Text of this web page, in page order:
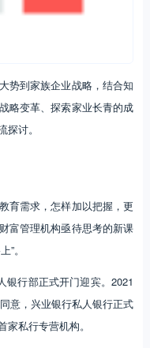
势到家族企业战略，结合知
略变革、探索家业长青的成
讨。
育需求，怎样加以把握，更
富管理机构亟待思考的新课
。
银行部正式开门迎宾。2021
意，兴业银行私人银行正式
私行专营机构。